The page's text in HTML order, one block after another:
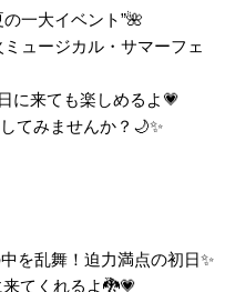
一大イベント”🌺
ュージカル・サマーフェ
に来ても楽しめるよ💗
てみませんか？🌙✨
を乱舞！迫力満点の初日✨
てくれるよ🐉💗